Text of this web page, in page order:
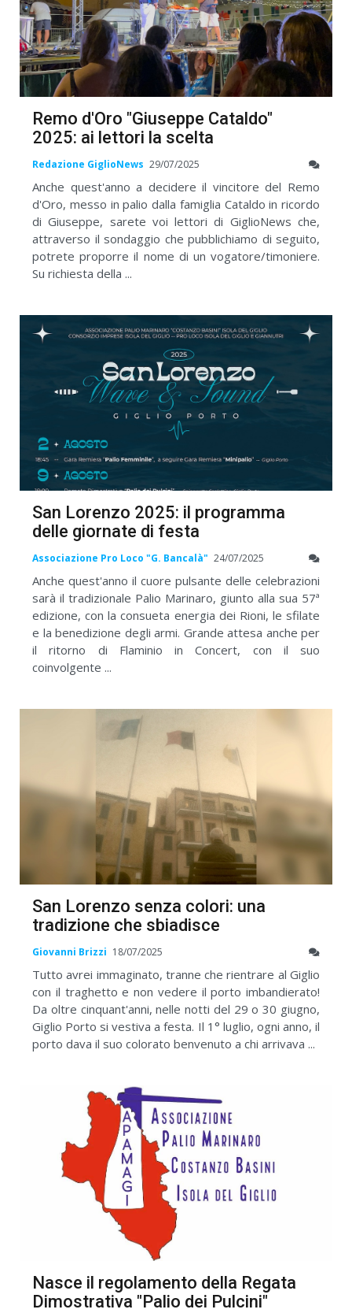
Remo d'Oro "Giuseppe Cataldo"
2025: ai lettori la scelta
Redazione GiglioNews 29/07/2025
Anche quest'anno a decidere il vincitore del Remo
d'Oro, messo in palio dalla famiglia Cataldo in ricordo
di Giuseppe, sarete voi lettori di GiglioNews che,
attraverso il sondaggio che pubblichiamo di seguito,
potrete proporre il nome di un vogatore/timoniere.
Su richiesta della ...
San Lorenzo 2025: il programma
delle giornate di festa
Associazione Pro Loco "G. Bancalà" 24/07/2025
Anche quest'anno il cuore pulsante delle celebrazioni
sarà il tradizionale Palio Marinaro, giunto alla sua 57ª
edizione, con la consueta energia dei Rioni, le sfilate
e la benedizione degli armi. Grande attesa anche per
il ritorno di Flaminio in Concert, con il suo
coinvolgente ...
San Lorenzo senza colori: una
tradizione che sbiadisce
Giovanni Brizzi 18/07/2025
Tutto avrei immaginato, tranne che rientrare al Giglio
con il traghetto e non vedere il porto imbandierato!
Da oltre cinquant'anni, nelle notti del 29 o 30 giugno,
Giglio Porto si vestiva a festa. Il 1° luglio, ogni anno, il
porto dava il suo colorato benvenuto a chi arrivava ...
Nasce il regolamento della Regata
Dimostrativa "Palio dei Pulcini"